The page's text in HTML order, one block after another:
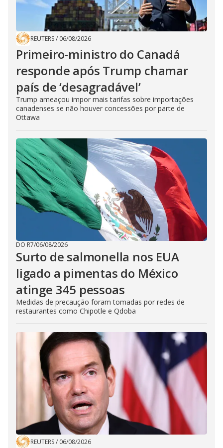
REUTERS/ 06/08/2026
Primeiro-ministro do Canadá
responde após Trump chamar
país de ‘desagradável’
Trump ameaçou impor mais tarifas sobre importações
canadenses se não houver concessões por parte de
Ottawa
DO R7/06/08/2026
Surto de salmonella nos EUA
ligado a pimentas do México
atinge 345 pessoas
Medidas de precaução foram tomadas por redes de
restaurantes como Chipotle e Qdoba
REUTERS/ 06/08/2026